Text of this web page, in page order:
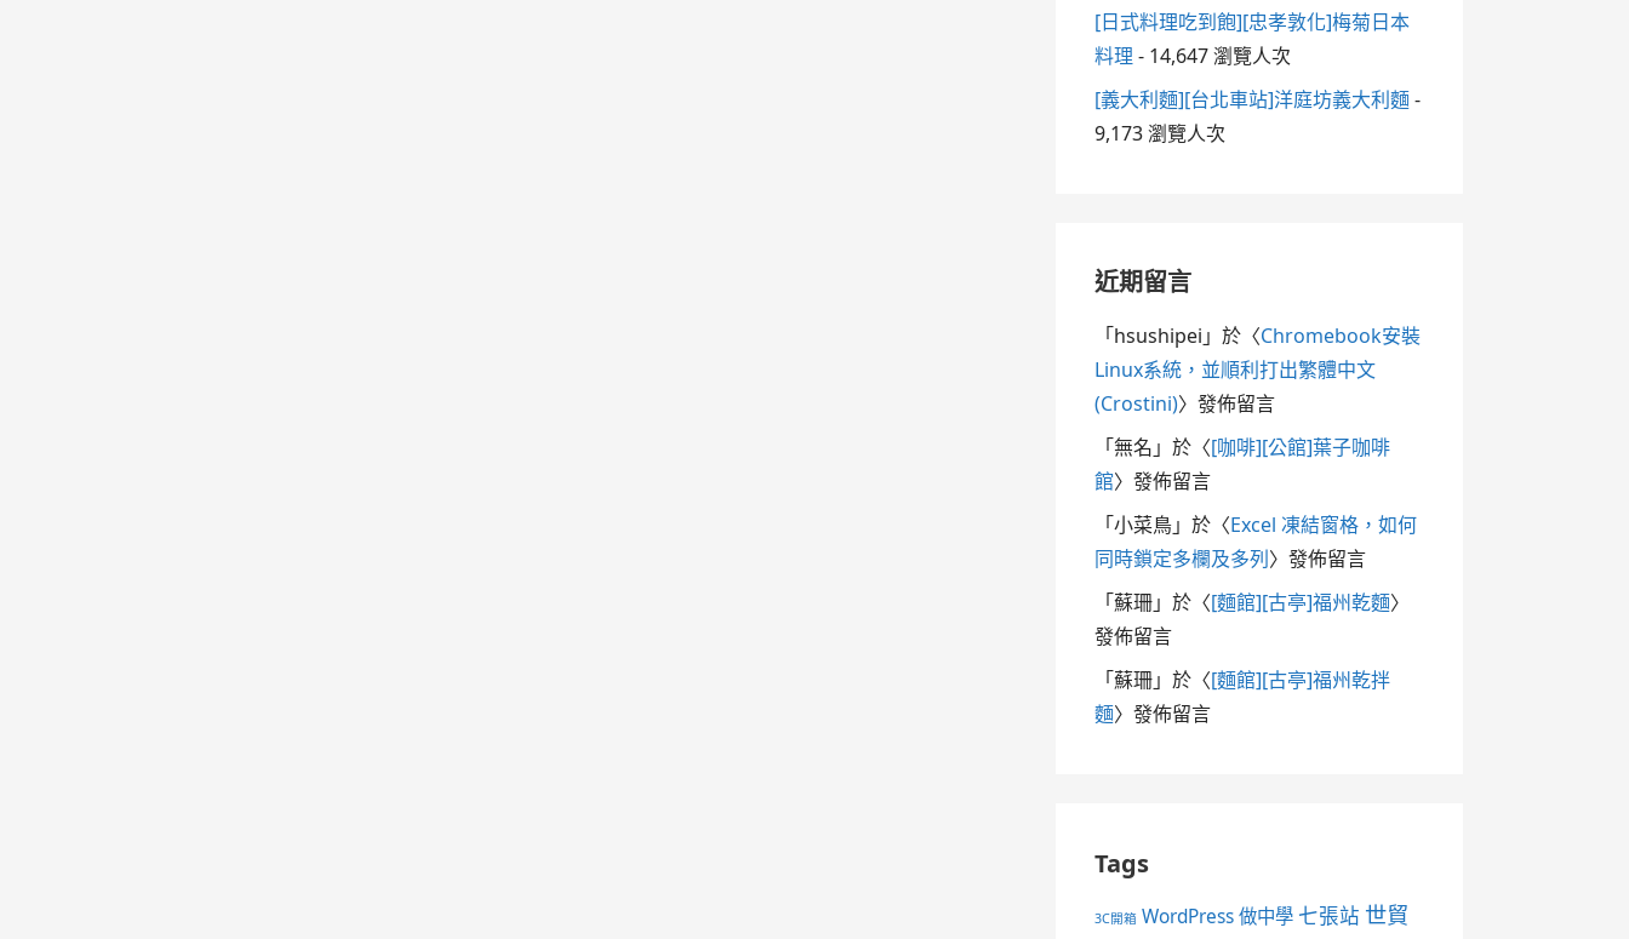
[日式料理吃到飽][忠孝敦化]梅菊日本
料理 - 14,647 瀏覽人次
[義大利麵][台北車站]洋庭坊義大利麵-
9,173 瀏覽人次
近期留言
「hsushipei 」於〈Chromebook安裝
Linux系統，並順利打出繁體中文
(Crostini)〉發佈留言
「無名 」於〈[咖啡][公館]葉子咖啡
館〉發佈留言
「小菜鳥」於〈Excel 凍結窗格，如何
同時鎖定多欄及多列〉發佈留言
「蘇珊」於〈[麵館][古亭]福州乾麵〉
發佈留言
「蘇珊」於〈[麵館][古亭]福州乾拌
麵〉發佈留言
Tags
3C開箱 WordPress 做中學 七張站 世貿